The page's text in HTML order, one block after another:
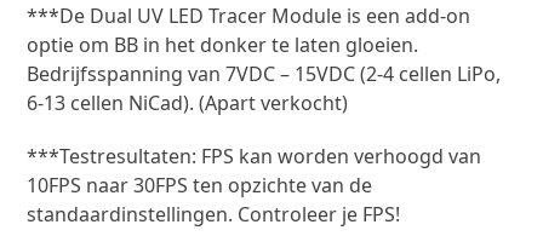
***De Dual UV LED Tracer Module is een add-on
optie om BB in het donker te laten gloeien.
Bedrijfsspanning van 7VDC – 15VDC (2-4 cellen LiPo,
6-13 cellen NiCad). (Apart verkocht)
***Testresultaten: FPS kan worden verhoogd van
10FPS naar 30FPS ten opzichte van de
standaardinstellingen. Controleer je FPS!